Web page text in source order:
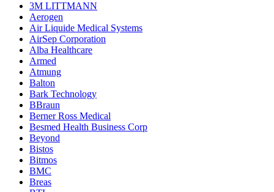
3M LITTMANN
Aerogen
Air Liquide Medical Systems
AirSep Corporation
Alba Healthcare
Armed
Atmung
Balton
Bark Technology
BBraun
Berner Ross Medical
Besmed Health Business Corp
Beyond
Bistos
Bitmos
BMC
Breas